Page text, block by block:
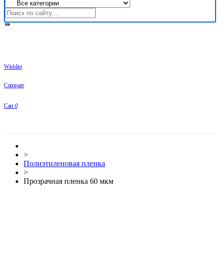
Wishlist
Compare
Cart 0
>
Полиэтиленовая пленка
>
Прозрачная пленка 60 мкм